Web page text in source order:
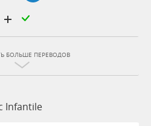
БОЛЬШЕ ПЕРЕВОДОВ
Infantile